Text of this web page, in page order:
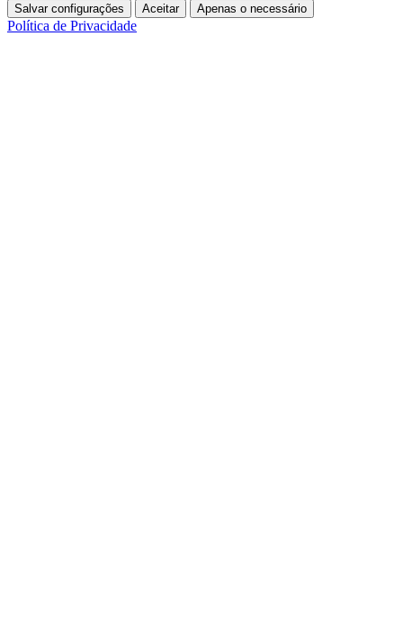
Salvar configurações Aceitar Apenas o necessário
Política de Privacidade